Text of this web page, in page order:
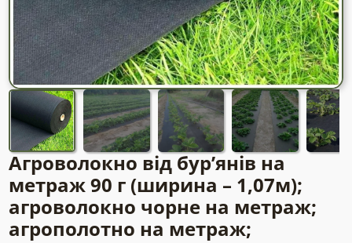
Агроволокно від бур’янів на
метраж 90 г (ширина – 1,07м);
агроволокно чорне на метраж;
агрополотно на метраж;